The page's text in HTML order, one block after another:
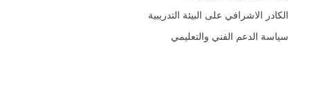
الكادر الاشرافي على البيئة التدريبية
سياسة الدعم الفني والتعليمي